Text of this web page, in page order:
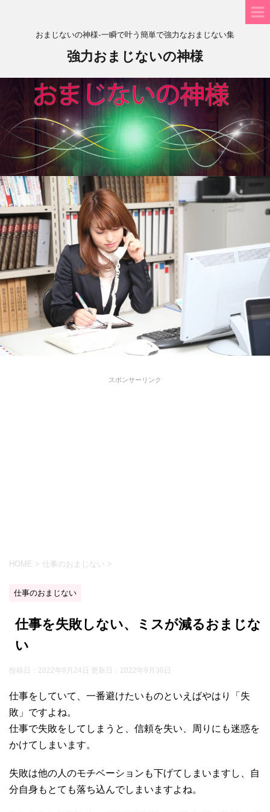
おまじないの神様-一瞬で叶う簡単で強力なおまじない集
強力おまじないの神様
スポンサーリンク
HOME > 仕事のおまじない >
仕事のおまじない
仕事を失敗しない、ミスが減るおまじな
い
投稿日：2022年8月24日 更新日： 2022年9月30日
仕事をしていて、一番避けたいものといえばやはり「失
敗」ですよね。
仕事で失敗をしてしまうと、信頼を失い、周りにも迷惑を
かけてしまいます。
失敗は他の人のモチベーションも下げてしまいますし、自
分自身もとても落ち込んでしまいますよね。